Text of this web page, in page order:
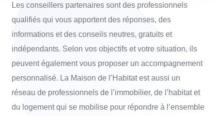
Les conseillers partenaires sont des professionnels
qualifiés qui vous apportent des réponses, des
informations et des conseils neutres, gratuits et
indépendants. Selon vos objectifs et votre situation, ils
peuvent également vous proposer un accompagnement
personnalisé. La Maison de l’Habitat est aussi un
réseau de professionnels de l’immobilier, de l’habitat et
du logement qui se mobilise pour répondre à l’ensemble